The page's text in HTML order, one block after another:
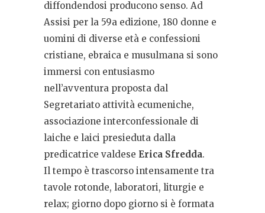
diffondendosi producono senso. Ad
Assisi per la 59a edizione, 180 donne e
uomini di diverse età e confessioni
cristiane, ebraica e musulmana si sono
immersi con entusiasmo
nell’avventura proposta dal
Segretariato attività ecumeniche,
associazione interconfessionale di
laiche e laici presieduta dalla
predicatrice valdese Erica Sfredda.
Il tempo è trascorso intensamente tra
tavole rotonde, laboratori, liturgie e
relax; giorno dopo giorno si è formata